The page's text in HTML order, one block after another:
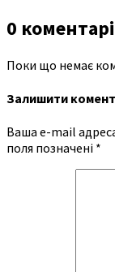
0
Поки що немає
Залишити
Ваша e-mail
поля позначені *